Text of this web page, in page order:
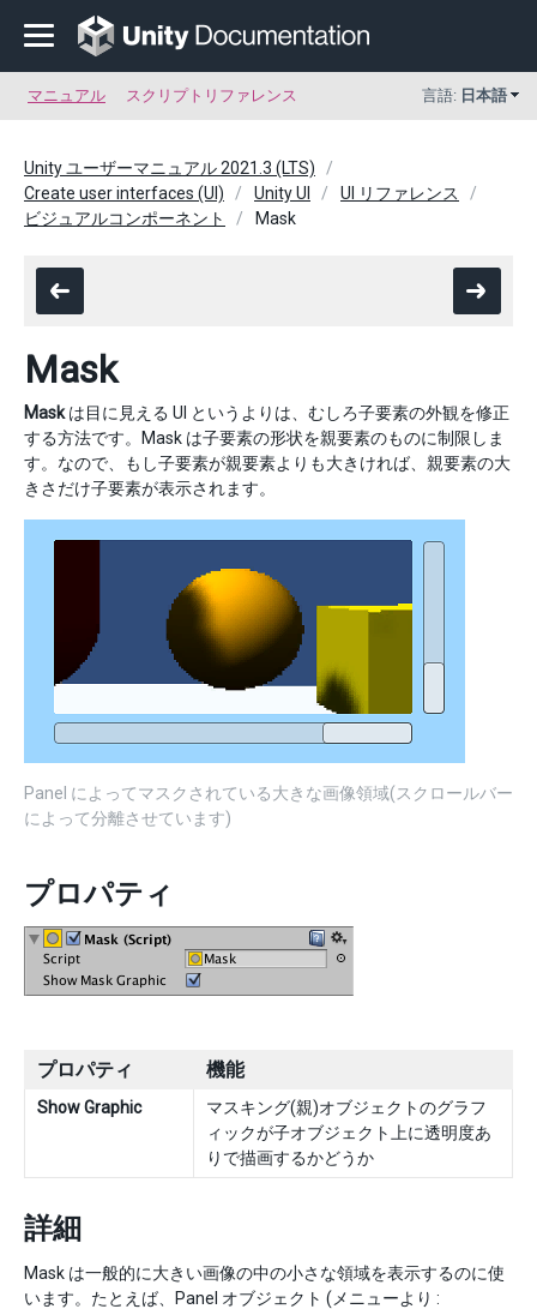
マニュアル スクリプトリファレンス 言語: 日本語
Unity ユーザーマニュアル 2021.3 (LTS)
Create user interfaces (UI)
Unity UI
UI リファレンス
ビジュアルコンポーネント
Mask
Mask
Maskは目に見える UI というよりは、むしろ子要素の外観を修正
する方法です。Mask は子要素の形状を親要素のものに制限しま
す。なので、もし子要素が親要素よりも大きければ、親要素の大
きさだけ子要素が表示されます。
Panel によってマスクされている大きな画像領域(スクロールバー
によって分離させています)
プロパティ
プロパティ 機能
Show Graphic
マスキング(親)オブジェクトのグラフ
ィックが子オブジェクト上に透明度あ
りで描画するかどうか
詳細
Mask は一般的に大きい画像の中の小さな領域を表示するのに使
います。たとえば、Panel オブジェクト (メニューより :